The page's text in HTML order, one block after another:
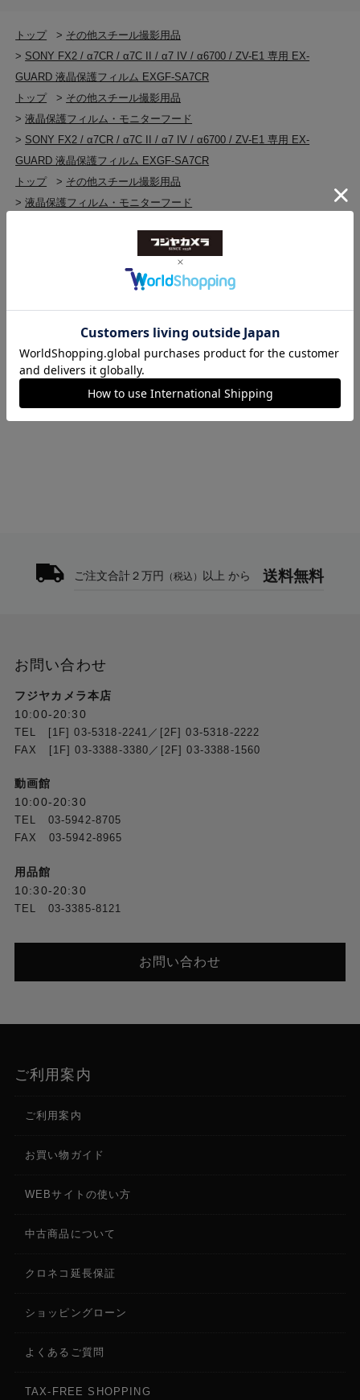
トップ > その他スチール撮影用品
> SONY FX2 / α7CR / α7C II / α7 IV / α6700 / ZV-E1 専用 EX-
GUARD 液晶保護フィルム EXGF-SA7CR
トップ
> その他スチール撮影用品
>液晶保護フィルム・モニターフード
> SONY FX2 / α7CR / α7C II / α7 IV / α6700 / ZV-E1 専用 EX-
GUARD 液晶保護フィルム EXGF-SA7CR
トップ
> その他スチール撮影用品
>液晶保護フィルム・モニターフード
SONY FX2 / α7CR / α7C II / α7 IV / α6700 / ZV-E1 専用 EX-
GUARD 液晶保護フィルム EXGF-SA7CR
その他スチール撮影用品
>その他スチール撮影用品(新品)
SONY FX2 / α7CR / α7C II / α7 IV / α6700 / ZV-E1 専用 EX-
GUARD 液晶保護フィルム EXGF-SA7CR
トップ
>HAKUBA
SONY FX2 / α7CR / α7C II / α7 IV / α6700 / ZV-E1 専用 EX-
GUARD 液晶保護フィルム EXGF-SA7CR
ご注文合計２万円 （税込） 以上 から 送料無料
お問い合わせ
フジヤカメラ本店
10:00-20:30
TEL [1F] 03-5318-2241／[2F] 03-5318-2222
FAX [1F] 03-3388-3380／[2F] 03-3388-1560
動画館
10:00-20:30
TEL 03-5942-8705
FAX 03-5942-8965
用品館
10:30-20:30
TEL 03-3385-8121
お問い合わせ
ご利用案内
ご利用案内
お買い物ガイド
WEBサイトの使い方
中古商品について
クロネコ延長保証
ショッピングローン
よくあるご質問
TAX-FREE SHOPPING